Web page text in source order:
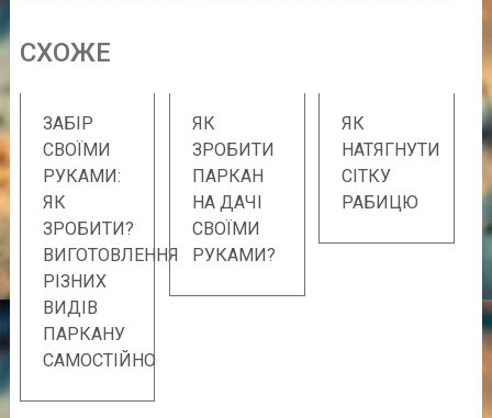
CХОЖE
ЗАБІР
СВОЇМИ
РУКАМИ:
ЯК
ЗРОБИТИ?
ВИГОТОВЛЕННЯ
РІЗНИХ
ВИДІВ
ПАРКАНУ
САМОСТІЙНО
ЯК
ЗРОБИТИ
ПАРКАН
НА ДАЧІ
СВОЇМИ
РУКАМИ?
ЯК
НАТЯГНУТИ
СІТКУ
РАБИЦЮ